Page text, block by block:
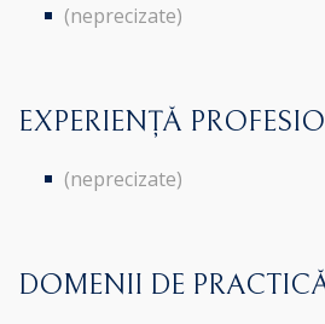
(neprecizate)
EXPERIENȚĂ
(neprecizate)
DOMENII DE